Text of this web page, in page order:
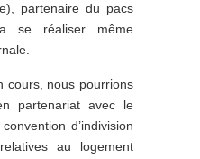
partenaire du pacs
se réaliser même
cours, nous pourrions
partenariat avec le
d’indivision
au logement